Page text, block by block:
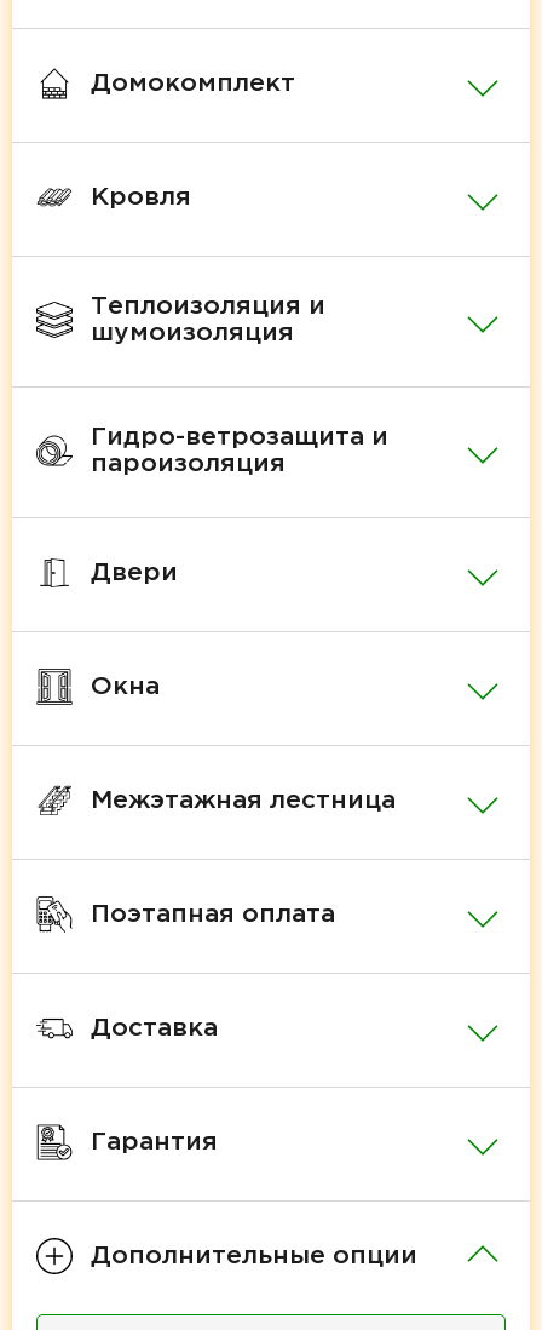
Домокомплект
Кровля
Теплоизоляция и
шумоизоляция
Гидро-ветрозащита и
пароизоляция
Двери
Окна
Межэтажная лестница
Поэтапная оплата
Доставка
Гарантия
Дополнительные опции